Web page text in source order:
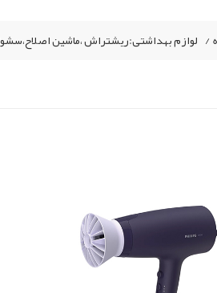
/ لوازم بهداشتی:ریشتراش ،ماشین